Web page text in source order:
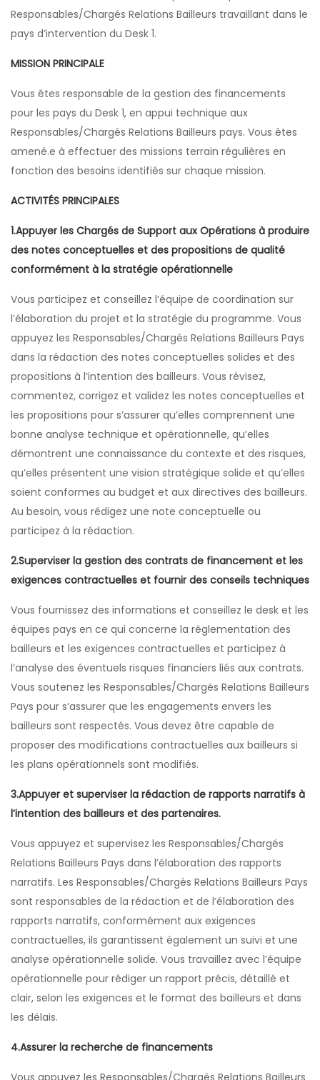
Responsables/Chargés Relations Bailleurs travaillant dans le
pays d’intervention du Desk 1.
MISSION PRINCIPALE
Vous êtes responsable de la gestion des financements
pour les pays du Desk 1, en appui technique aux
Responsables/Chargés Relations Bailleurs pays. Vous êtes
amené.e à effectuer des missions terrain régulières en
fonction des besoins identifiés sur chaque mission.
ACTIVITÉS PRINCIPALES
1.Appuyer les Chargés de Support aux Opérations à produire
des notes conceptuelles et des propositions de qualité
conformément à la stratégie opérationnelle
Vous participez et conseillez l’équipe de coordination sur
l’élaboration du projet et la stratégie du programme. Vous
appuyez les Responsables/Chargés Relations Bailleurs Pays
dans la rédaction des notes conceptuelles solides et des
propositions à l’intention des bailleurs. Vous révisez,
commentez, corrigez et validez les notes conceptuelles et
les propositions pour s’assurer qu’elles comprennent une
bonne analyse technique et opérationnelle, qu’elles
démontrent une connaissance du contexte et des risques,
qu’elles présentent une vision stratégique solide et qu’elles
soient conformes au budget et aux directives des bailleurs.
Au besoin, vous rédigez une note conceptuelle ou
participez à la rédaction.
2.Superviser la gestion des contrats de financement et les
exigences contractuelles et fournir des conseils techniques
Vous fournissez des informations et conseillez le desk et les
équipes pays en ce qui concerne la réglementation des
bailleurs et les exigences contractuelles et participez à
l’analyse des éventuels risques financiers liés aux contrats.
Vous soutenez les Responsables/Chargés Relations Bailleurs
Pays pour s’assurer que les engagements envers les
bailleurs sont respectés. Vous devez être capable de
proposer des modifications contractuelles aux bailleurs si
les plans opérationnels sont modifiés.
3.Appuyer et superviser la rédaction de rapports narratifs à
l’intention des bailleurs et des partenaires.
Vous appuyez et supervisez les Responsables/Chargés
Relations Bailleurs Pays dans l’élaboration des rapports
narratifs. Les Responsables/Chargés Relations Bailleurs Pays
sont responsables de la rédaction et de l’élaboration des
rapports narratifs, conformément aux exigences
contractuelles, ils garantissent également un suivi et une
analyse opérationnelle solide. Vous travaillez avec l’équipe
opérationnelle pour rédiger un rapport précis, détaillé et
clair, selon les exigences et le format des bailleurs et dans
les délais.
4.Assurer la recherche de financements
Vous appuyez les Responsables/Chargés Relations Bailleurs